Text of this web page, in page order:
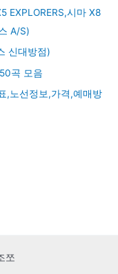
시마 X8
A/S)
신대방점)
곡 모음
,노선정보,가격,예매방
쪼